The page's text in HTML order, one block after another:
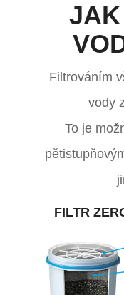
JAK
Filtrováním
vody
To je
FILTR
ZEROWATER